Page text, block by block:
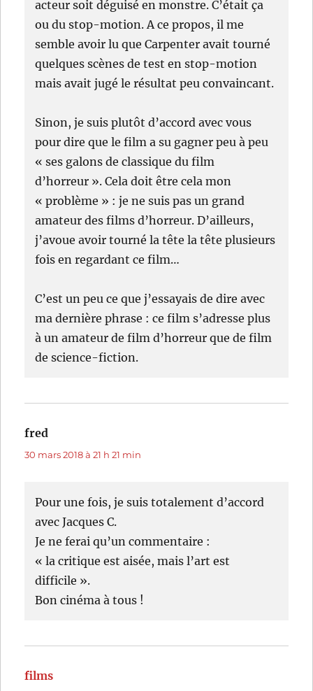
acteur soit déguisé en monstre. C’était ça
ou du stop-motion. A ce propos, il me
semble avoir lu que Carpenter avait tourné
quelques scènes de test en stop-motion
mais avait jugé le résultat peu convaincant.
Sinon, je suis plutôt d’accord avec vous
pour dire que le film a su gagner peu à peu
« ses galons de classique du film
d’horreur ». Cela doit être cela mon
« problème » : je ne suis pas un grand
amateur des films d’horreur. D’ailleurs,
j’avoue avoir tourné la tête la tête plusieurs
fois en regardant ce film…
C’est un peu ce que j’essayais de dire avec
ma dernière phrase : ce film s’adresse plus
à un amateur de film d’horreur que de film
de science-fiction.
fred
30 mars 2018 à 21 h 21 min
Pour une fois, je suis totalement d’accord
avec Jacques C.
Je ne ferai qu’un commentaire :
« la critique est aisée, mais l’art est
difficile ».
Bon cinéma à tous !
films